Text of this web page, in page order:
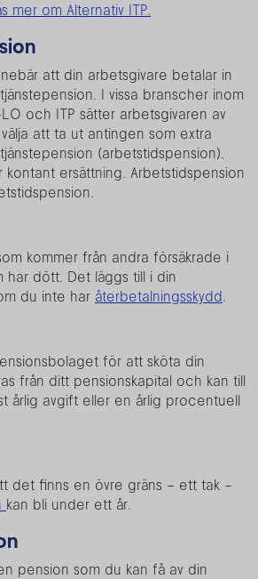
mer om Alternativ ITP.
att din arbetsgivare betalar in
I vissa branscher inom
och ITP sätter arbetsgivaren av
att ta ut antingen som extra
(arbetstidspension),
ersättning. Arbetstidspension
kommer från andra försäkrade i
har dött. Det läggs till i din
du inte har återbetalningsskydd.
för att sköta din
från ditt pensionskapital och kan till
årlig avgift eller en årlig procentuell
det finns en övre gräns – ett tak –
kan bli under ett år.
pension som du kan få av din